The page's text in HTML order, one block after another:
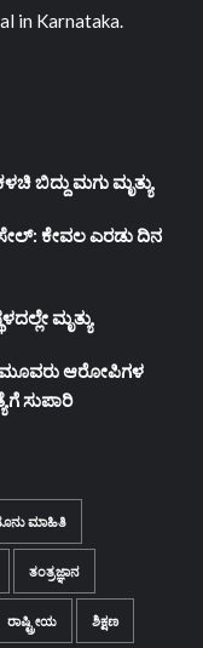
in Karnataka.
ಬಿದ್ದು ಮಗು ಮೃತ್ಯು
ಕೇವಲ ಎರಡು ದಿನ
ಮೃತ್ಯು
ಮೂವರು ಆರೋಪಿಗಳ
ಸುಪಾರಿ
ಮಾಹಿತಿ
ತಂತ್ರಜ್ಞಾನ
ರಾಷ್ಟ್ರೀಯ ಶಿಕ್ಷಣ